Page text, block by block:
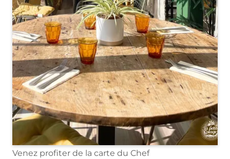
Venez profiter de la carte du Chef